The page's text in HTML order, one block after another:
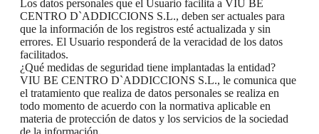
Los datos personales que el Usuario facilita a VIU BE
CENTRO D`ADDICCIONS S.L., deben ser actuales para
que la información de los registros esté actualizada y sin
errores. El Usuario responderá de la veracidad de los datos
facilitados.
¿Qué medidas de seguridad tiene implantadas la entidad?
VIU BE CENTRO D`ADDICCIONS S.L., le comunica que
el tratamiento que realiza de datos personales se realiza en
todo momento de acuerdo con la normativa aplicable en
materia de protección de datos y los servicios de la sociedad
de la información.